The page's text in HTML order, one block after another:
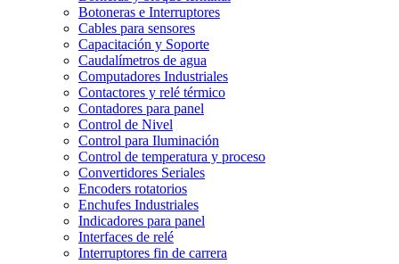
Botoneras e Interruptores
Cables para sensores
Capacitación y Soporte
Caudalímetros de agua
Computadores Industriales
Contactores y relé térmico
Contadores para panel
Control de Nivel
Control para Iluminación
Control de temperatura y proceso
Convertidores Seriales
Encoders rotatorios
Enchufes Industriales
Indicadores para panel
Interfaces de relé
Interruptores fin de carrera